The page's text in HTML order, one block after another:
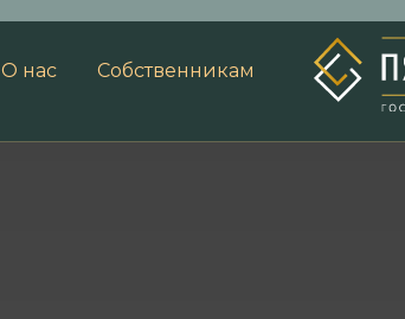
О нас Собственникам